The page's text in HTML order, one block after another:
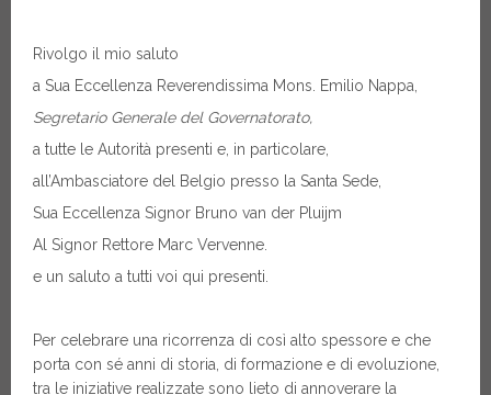
Rivolgo il mio saluto
a Sua Eccellenza Reverendissima Mons. Emilio Nappa,
Segretario Generale del Governatorato,
a tutte le Autorità presenti e, in particolare,
all’Ambasciatore del Belgio presso la Santa Sede,
Sua Eccellenza Signor Bruno van der Pluijm
Al Signor Rettore Marc Vervenne.
e un saluto a tutti voi qui presenti.
Per celebrare una ricorrenza di così alto spessore e che
porta con sé anni di storia, di formazione e di evoluzione,
tra le iniziative realizzate sono lieto di annoverare la